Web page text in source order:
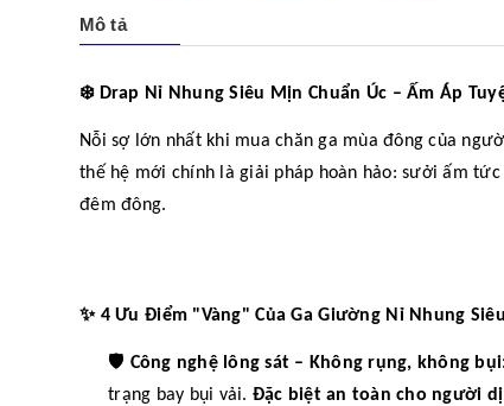
Mô tả
❄️Drap Nỉ Nhung Siêu Mịn Chuẩn Úc – Ấm Áp
Nỗi sợ lớn nhất khi mua chăn ga mùa đông của
thế hệ mới chính là giải pháp hoàn hảo: sưởi ấm
đêm đông.
✨4 Ưu Điểm "Vàng" Của Ga Giường Nỉ Nhung
🛡️ Công nghệ lông sát – Không rụng, không
trạng bay bụi vải. Đặc biệt an toàn cho người